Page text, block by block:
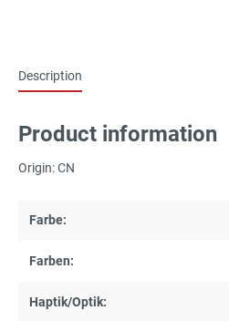
Description
Product information
Origin: CN
Farbe:
Farben:
Haptik/Optik: